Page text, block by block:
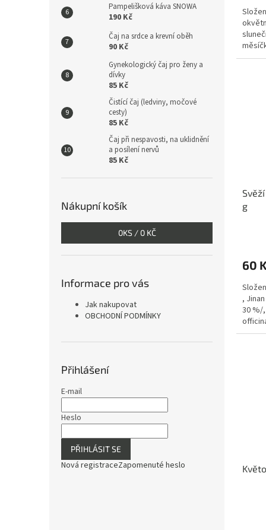
Pampelišková káva SNOWA
190 Kč
Čaj na srdce a krevní oběh
90 Kč
Gynekologický čaj pro ženy a
dívky
85 Kč
Čistící čaj (ledviny, močové
cesty)
85 Kč
Čaj při nespavosti, na uklidnění
a posílení nervů
85 Kč
Nákupní košík
0KS / 0 KČ
Informace pro vás
Jak nakupovat
OBCHODNÍ PODMÍNKY
Přihlášení
E-mail
Heslo
PŘIHLÁSIT SE
Nová registraceZapomenuté heslo
z
5
květ
g
je
z
5
60
,
30 %/